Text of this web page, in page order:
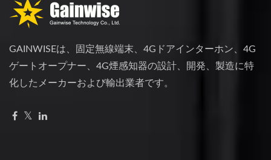
GAINWISEは、固定無線端末、4Gドアインターホン、4G
ゲートオープナー、4G煙感知器の設計、開発、製造に特
化したメーカーおよび輸出業者です。